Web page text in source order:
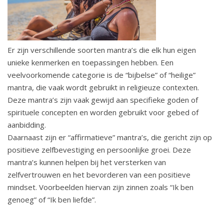
Er zijn verschillende soorten mantra’s die elk hun eigen
unieke kenmerken en toepassingen hebben. Een
veelvoorkomende categorie is de “bijbelse” of “heilige”
mantra, die vaak wordt gebruikt in religieuze contexten.
Deze mantra’s zijn vaak gewijd aan specifieke goden of
spirituele concepten en worden gebruikt voor gebed of
aanbidding.
Daarnaast zijn er “affirmatieve” mantra’s, die gericht zijn op
positieve zelfbevestiging en persoonlijke groei. Deze
mantra’s kunnen helpen bij het versterken van
zelfvertrouwen en het bevorderen van een positieve
mindset. Voorbeelden hiervan zijn zinnen zoals “Ik ben
genoeg” of “Ik ben liefde”.